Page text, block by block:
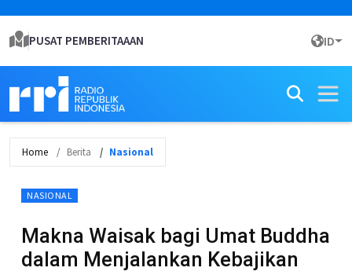
PUSAT PEMBERITAAAN ID
Home Berita Nasional
NASIONAL
Makna Waisak bagi Umat Buddha
dalam Menjalankan Kebajikan